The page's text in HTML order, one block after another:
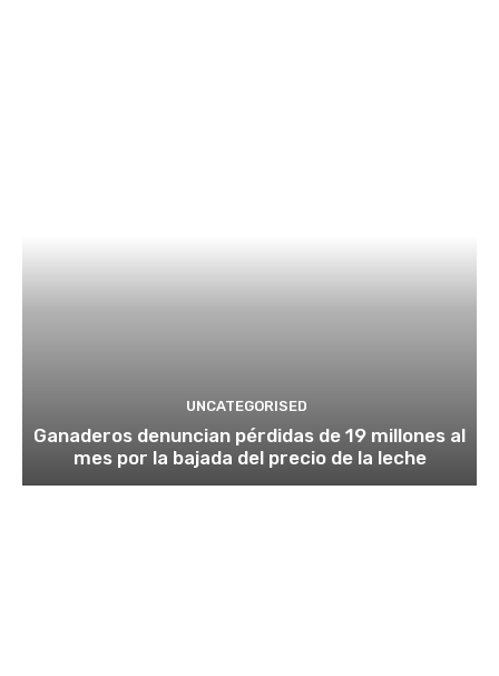
UNCATEGORISED
Ganaderos denuncian pérdidas de 19 millones al
mes por la bajada del precio de la leche